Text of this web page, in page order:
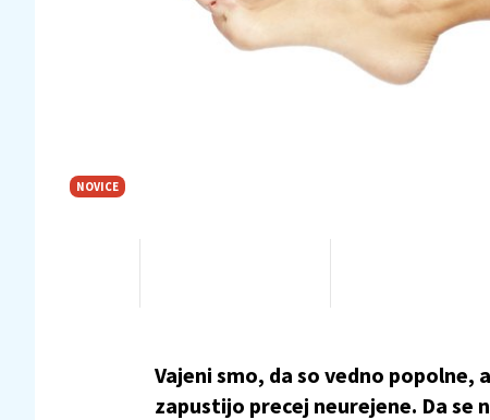
NOVICE
Vajeni smo, da so vedno popolne,
zapustijo precej neurejene. Da